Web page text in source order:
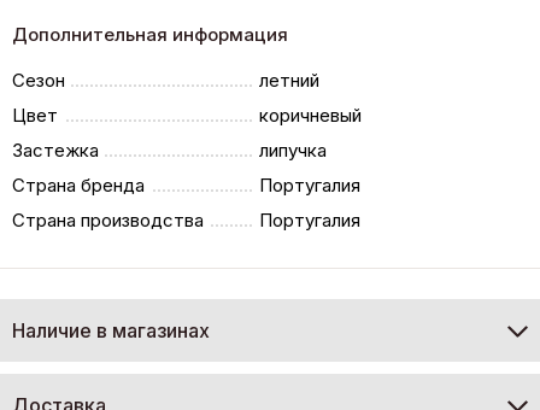
Дополнительная информация
Сезон
летний
Цвет
коричневый
Застежка
липучка
Страна бренда
Португалия
Страна производства
Португалия
Наличие в магазинах
Доставка